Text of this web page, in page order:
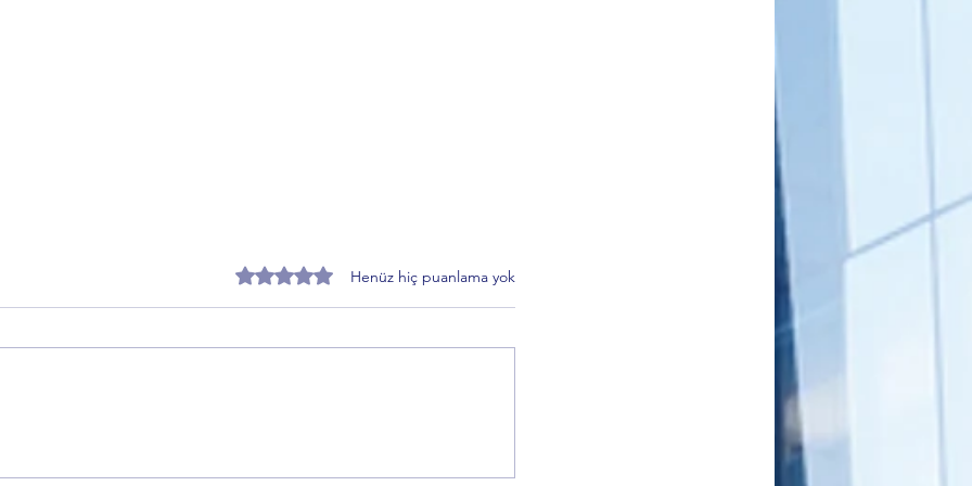
5 üzerinden 0 yıldızHenüz hiç puanlama yok